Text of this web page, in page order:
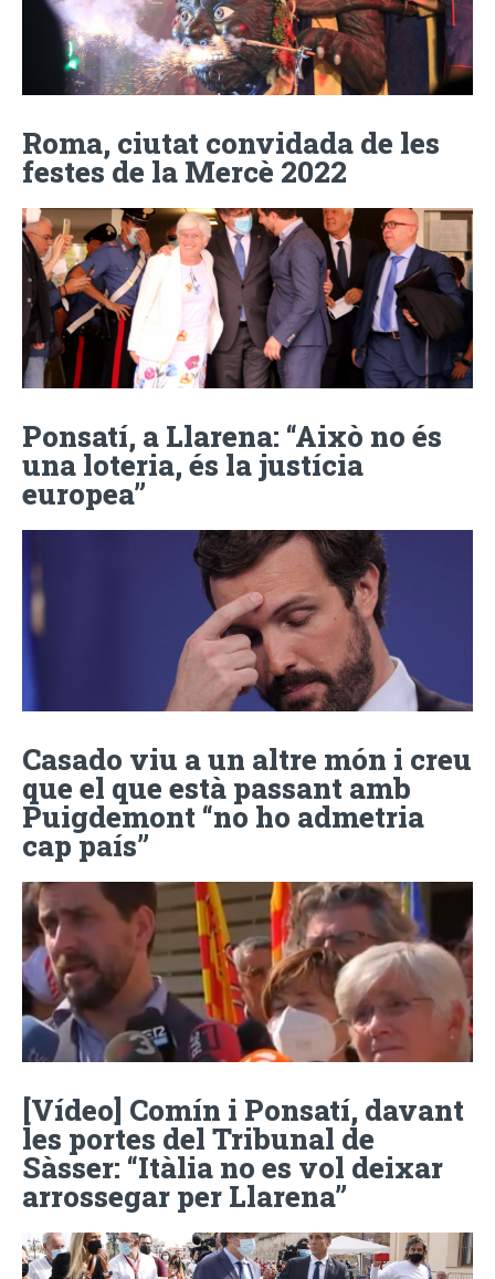
Roma, ciutat convidada de les
festes de la Mercè 2022
Ponsatí, a Llarena: “Això no és
una loteria, és la justícia
europea”
Casado viu a un altre món i creu
que el que està passant amb
Puigdemont “no ho admetria
cap país”
[Vídeo] Comín i Ponsatí, davant
les portes del Tribunal de
Sàsser: “Itàlia no es vol deixar
arrossegar per Llarena”